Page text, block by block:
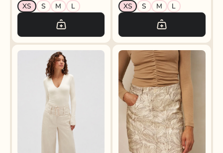
XS S M L XS S M L